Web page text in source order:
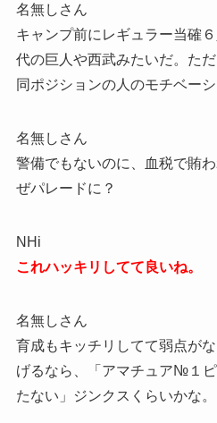
名無しさん
キャンプ前にレギュラー当確
代の巨人や西武みたいだ。た
同ポジションの人のモチベーシ
名無しさん
警備でもないのに、血税で賄
ぜパレードに？
NHi
これハッキリしてて良いね。
名無しさん
育成もキッチリしてて弱点が
げるなら、「アマチュア№１
たない」ジンクスくらいかな。